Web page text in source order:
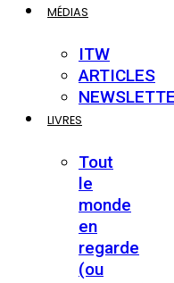
MÉDIAS
ITW
ARTICLES
LIVRES
Tout
le
monde
en
regarde
(ou